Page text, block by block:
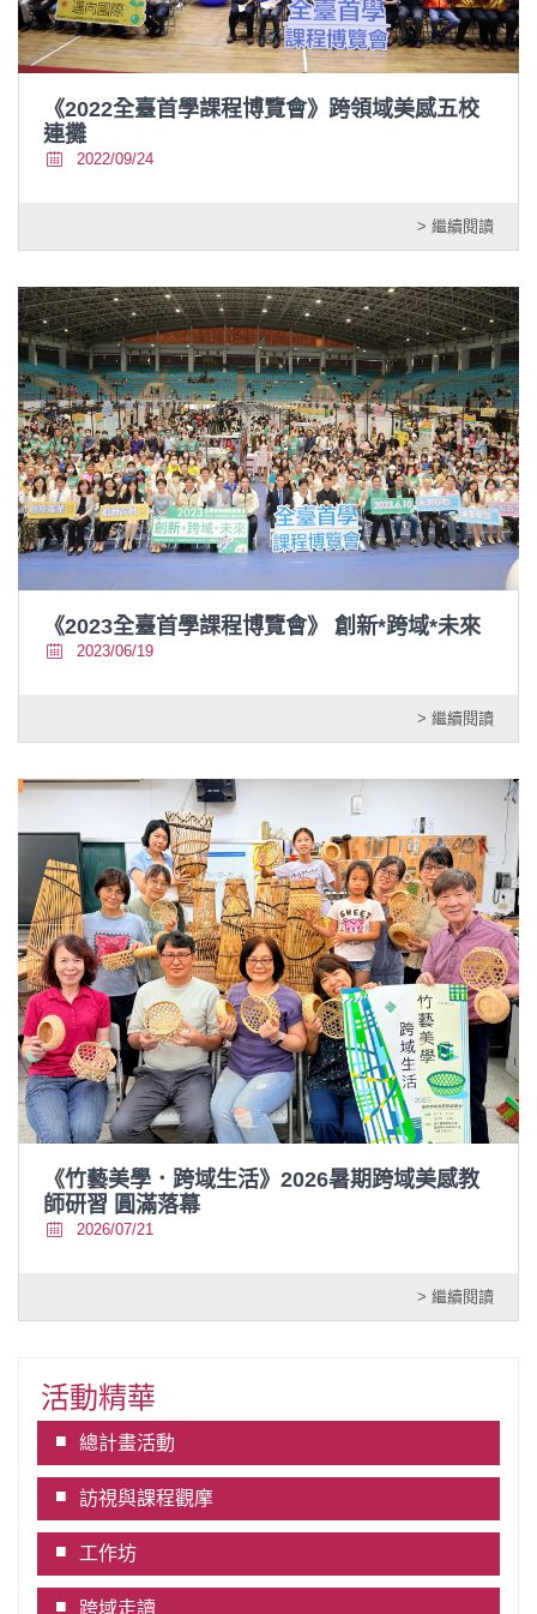
《2022全臺首學課程博覽會》跨領域美感五校
連攤
2022/09/24
> 繼續閱讀
《2023全臺首學課程博覽會》 創新*跨域*未來
2023/06/19
> 繼續閱讀
《竹藝美學．跨域生活》2026暑期跨域美感教
師研習 圓滿落幕
2026/07/21
> 繼續閱讀
活動精華
總計畫活動
訪視與課程觀摩
工作坊
跨域走讀